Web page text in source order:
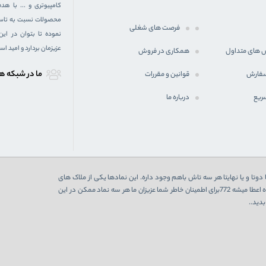
فرصت های شغلی
های متداول
همکاری در فروش
قوانین و مقررات
درباره ما
کامپیوتری و ... با
محصولات نسبت به
نموده تا بتوان در
عزیزمان بردارد و
ما در شبكه
و یا نهایتا هر سه تاش باهم وجود داره. این نمادها یکی از ملاک های
اعتبارسنجی یک فروشگاه اینترنتی هست که در صورت تایید از 3 نهاد به فروشگاه اعطا میشه 772برای اطمینان خاطر شما عزیزان ما هر سه نماد ممکن در این